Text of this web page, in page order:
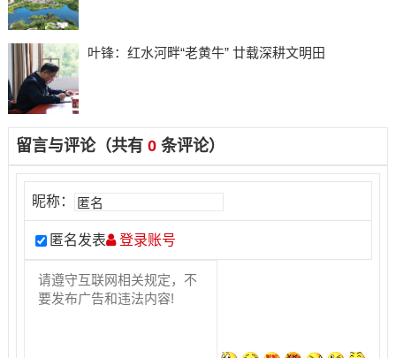
叶锋：红水河畔“老黄牛” 廿载深耕文明田
留言与评论（共有 0条评论）
昵称：
匿名发表 登录账号